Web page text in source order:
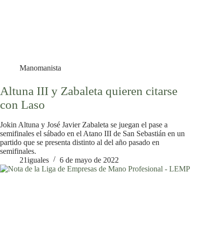
Manomanista
Altuna III y Zabaleta quieren citarse
con Laso
Jokin Altuna y José Javier Zabaleta se juegan el pase a
semifinales el sábado en el Atano III de San Sebastián en un
partido que se presenta distinto al del año pasado en
semifinales.
21iguales
6 de mayo de 2022